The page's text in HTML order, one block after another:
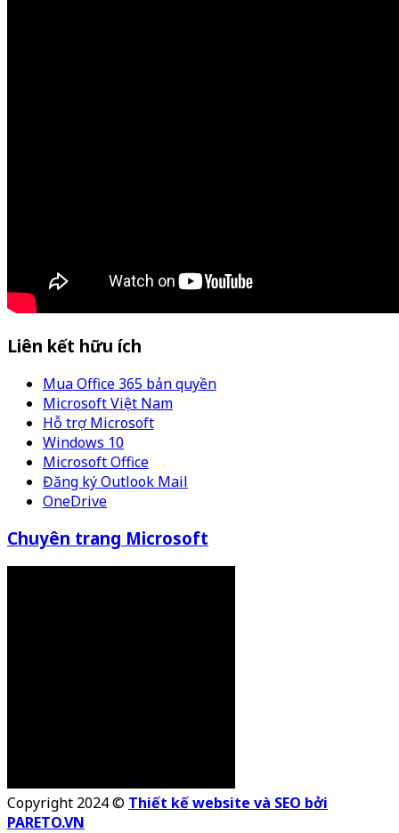
Liên kết hữu ích
Mua Office 365 bản quyền
Microsoft Việt Nam
Hỗ trợ Microsoft
Windows 10
Microsoft Office
Đăng ký Outlook Mail
OneDrive
Chuyên trang Microsoft
Copyright 2024 © Thiết kế website và SEO bởi
PARETO.VN